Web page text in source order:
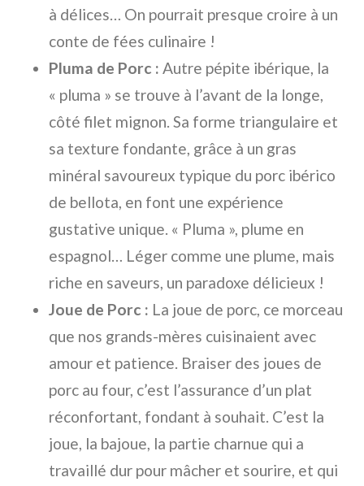
à délices… On pourrait presque croire à un
conte de fées culinaire !
Pluma de Porc : Autre pépite ibérique, la
« pluma » se trouve à l’avant de la longe,
côté filet mignon. Sa forme triangulaire et
sa texture fondante, grâce à un gras
minéral savoureux typique du porc ibérico
de bellota, en font une expérience
gustative unique. « Pluma », plume en
espagnol… Léger comme une plume, mais
riche en saveurs, un paradoxe délicieux !
Joue de Porc : La joue de porc, ce morceau
que nos grands-mères cuisinaient avec
amour et patience. Braiser des joues de
porc au four, c’est l’assurance d’un plat
réconfortant, fondant à souhait. C’est la
joue, la bajoue, la partie charnue qui a
travaillé dur pour mâcher et sourire, et qui